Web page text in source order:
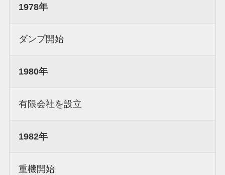
1978年
ダンプ開始
1980年
有限会社を設立
1982年
重機開始